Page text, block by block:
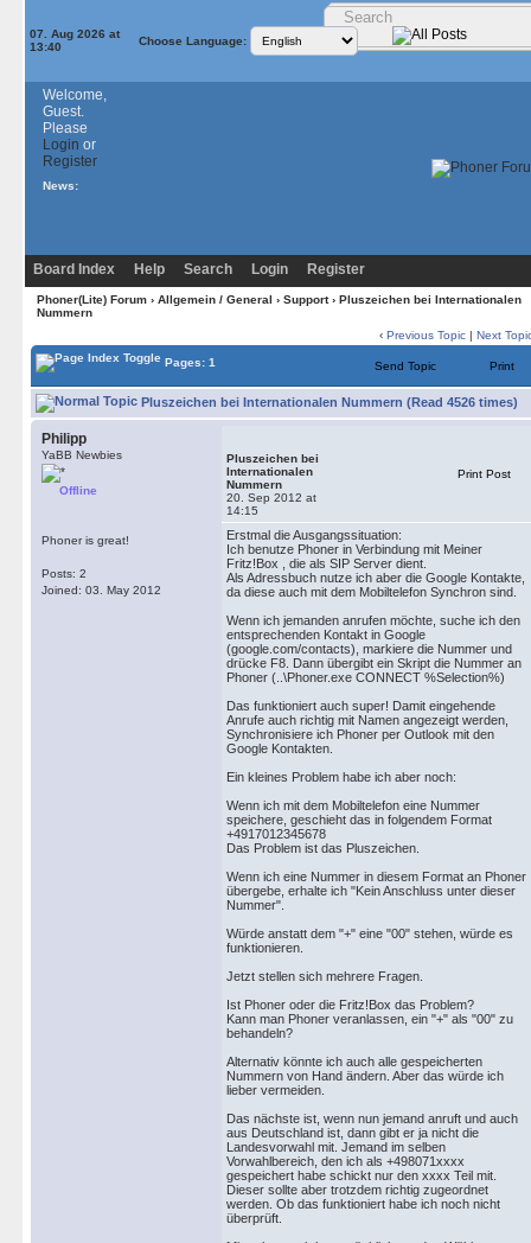
07. Aug 2026 at
13:40
Choose Language:
Welcome,
Guest.
Please
Login or
Register
News:
Board Index Help Search Login Register
Phoner(Lite) Forum› Allgemein / General › Support› Pluszeichen bei Internationalen
Nummern
‹ Previous Topic | Next
Pages: 1 Send Topic Print
Pluszeichen bei Internationalen Nummern (Read 4526 times)
Philipp
YaBB Newbies
Offline
Phoner is great!
Posts: 2
Joined: 03. May 2012
Pluszeichen bei
Internationalen
Nummern
20. Sep 2012 at
14:15
Print Post
Erstmal die Ausgangssituation:
Ich benutze Phoner in Verbindung mit Meiner
Fritz!Box , die als SIP Server dient.
Als Adressbuch nutze ich aber die Google Kontakte,
da diese auch mit dem Mobiltelefon Synchron sind.
Wenn ich jemanden anrufen möchte, suche ich den
entsprechenden Kontakt in Google
(google.com/contacts), markiere die Nummer und
drücke F8. Dann übergibt ein Skript die Nummer an
Phoner (..\Phoner.exe CONNECT %Selection%)
Das funktioniert auch super! Damit eingehende
Anrufe auch richtig mit Namen angezeigt werden,
Synchronisiere ich Phoner per Outlook mit den
Google Kontakten.
Ein kleines Problem habe ich aber noch:
Wenn ich mit dem Mobiltelefon eine Nummer
speichere, geschieht das in folgendem Format
+4917012345678
Das Problem ist das Pluszeichen.
Wenn ich eine Nummer in diesem Format an Phoner
übergebe, erhalte ich "Kein Anschluss unter dieser
Nummer".
Würde anstatt dem "+" eine "00" stehen, würde es
funktionieren.
Jetzt stellen sich mehrere Fragen.
Ist Phoner oder die Fritz!Box das Problem?
Kann man Phoner veranlassen, ein "+" als "00" zu
behandeln?
Alternativ könnte ich auch alle gespeicherten
Nummern von Hand ändern. Aber das würde ich
lieber vermeiden.
Das nächste ist, wenn nun jemand anruft und auch
aus Deutschland ist, dann gibt er ja nicht die
Landesvorwahl mit. Jemand im selben
Vorwahlbereich, den ich als +498071xxxx
gespeichert habe schickt nur den xxxx Teil mit.
Dieser sollte aber trotzdem richtig zugeordnet
werden. Ob das funktioniert habe ich noch nicht
überprüft.